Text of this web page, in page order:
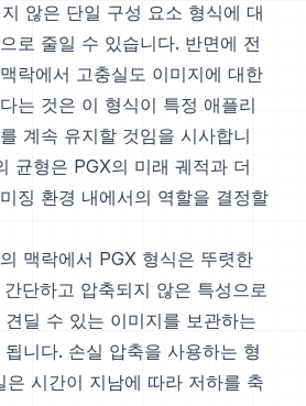
않은 단일 구성 요소 형식에 대
로 줄일 수 있습니다. 반면에 전
락에서 고충실도 이미지에 대한
는 것은 이 형식이 특정 애플리
계속 유지할 것임을 시사합니
균형은 PGX의 미래 궤적과 더
징 환경 내에서의 역할을 결정할
맥락에서 PGX 형식은 뚜렷한
단하고 압축되지 않은 특성으로
딜 수 있는 이미지를 보관하는
니다. 손실 압축을 사용하는 형
은 시간이 지남에 따라 저하를 축